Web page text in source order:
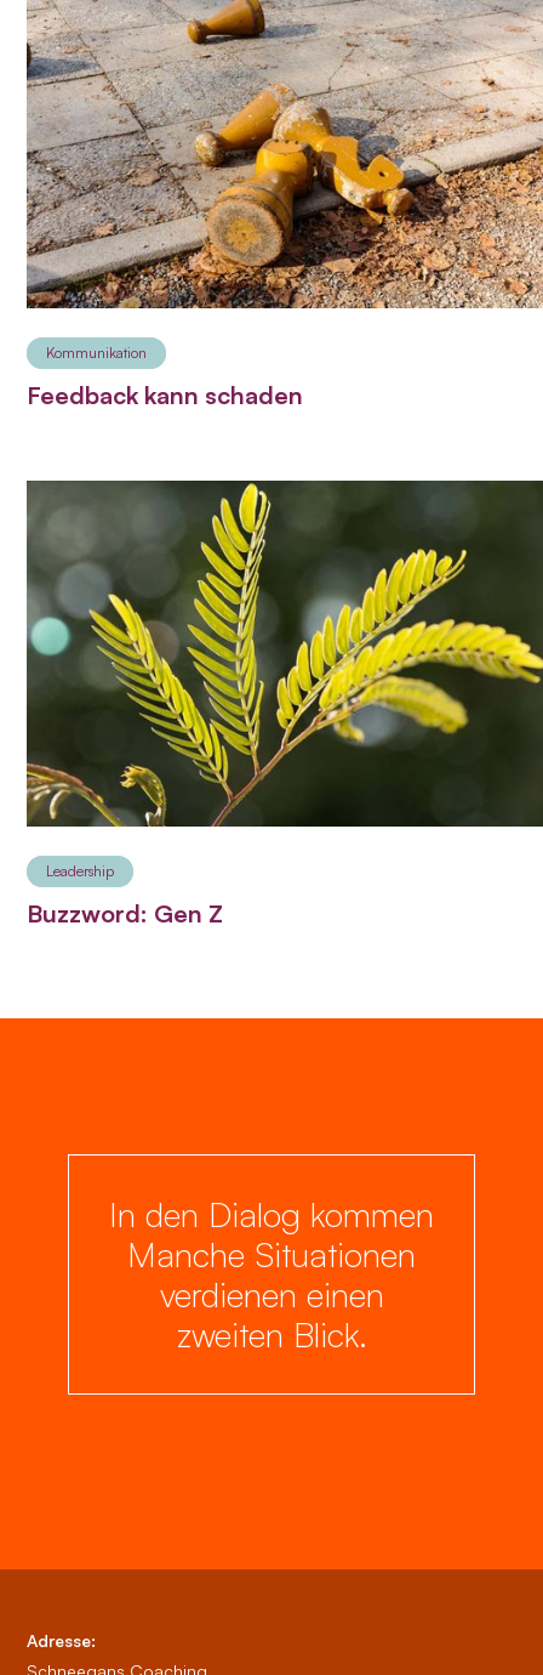
Kommunikation
Feedback kann schaden
Leadership
Buzzword: Gen Z
In den Dialog kommen
Manche Situationen
verdienen einen
zweiten Blick.
Adresse:
Schneegans Coaching